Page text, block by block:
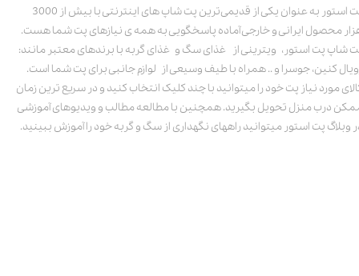
پت استور به عنوان یکی از قدیمی‌ترین پت شاپ های اینترنتی با بیش از 3000
محصول ایرانی و خارجی آماده پاسخگویی به همه ی نیازهای پت شما هست.
شاپ پت استور، ویترینی از غذای سگ و غذای گربه با برندهای معتبر مانند:
کنین، جوسرا و .. همراه با طیف وسیعی از لوازم جانبی برای پت شما است.
مورد نیاز پت خود را میتوانید با چند کلیک انتخاب کنید و در سریع ترین زمان
درب منزل تحویل بگیرید. همچنین با مطالعه مطالب و ویدیوهای آموزشی
وبلاگ پت استور میتوانید راههای نگهداری از سگ و گربه خود را آموزش ببینید.